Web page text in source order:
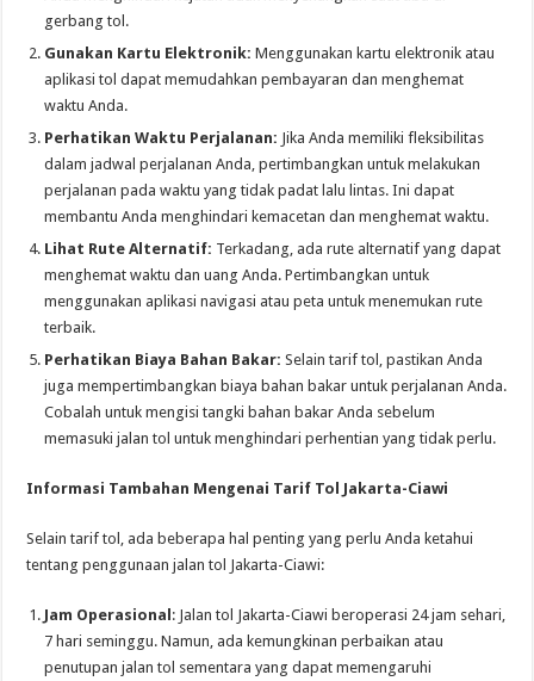
gerbang tol.
Gunakan Kartu Elektronik: Menggunakan kartu elektronik atau
aplikasi tol dapat memudahkan pembayaran dan menghemat
waktu Anda.
Perhatikan Waktu Perjalanan: Jika Anda memiliki fleksibilitas
dalam jadwal perjalanan Anda, pertimbangkan untuk melakukan
perjalanan pada waktu yang tidak padat lalu lintas. Ini dapat
membantu Anda menghindari kemacetan dan menghemat waktu.
Lihat Rute Alternatif: Terkadang, ada rute alternatif yang dapat
menghemat waktu dan uang Anda. Pertimbangkan untuk
menggunakan aplikasi navigasi atau peta untuk menemukan rute
terbaik.
Perhatikan Biaya Bahan Bakar: Selain tarif tol, pastikan Anda
juga mempertimbangkan biaya bahan bakar untuk perjalanan Anda.
Cobalah untuk mengisi tangki bahan bakar Anda sebelum
memasuki jalan tol untuk menghindari perhentian yang tidak perlu.
Informasi Tambahan Mengenai Tarif Tol Jakarta-Ciawi
Selain tarif tol, ada beberapa hal penting yang perlu Anda ketahui
tentang penggunaan jalan tol Jakarta-Ciawi:
Jam Operasional : Jalan tol Jakarta-Ciawi beroperasi 24 jam sehari,
7 hari seminggu. Namun, ada kemungkinan perbaikan atau
penutupan jalan tol sementara yang dapat memengaruhi